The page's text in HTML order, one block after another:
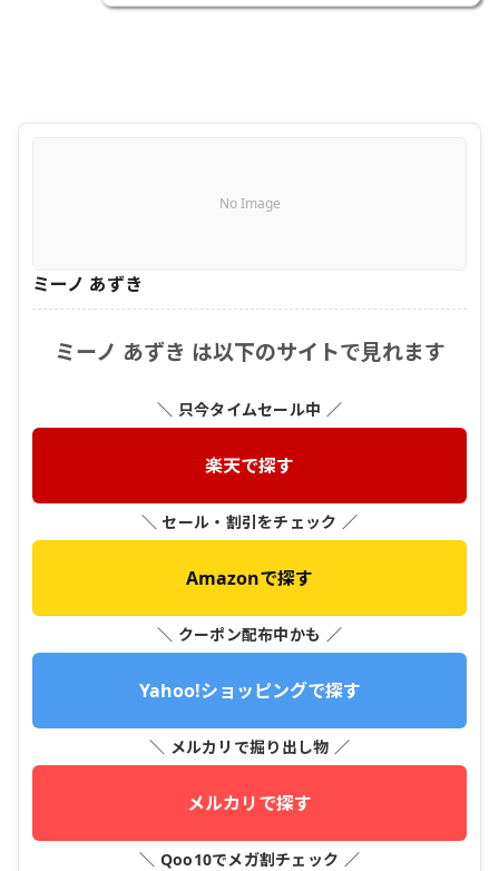
No Image
ミーノ あずき
ミーノ あずき は以下のサイトで見れます
＼ 只今タイムセール中 ／
楽天で探す
＼ セール・割引をチェック ／
Amazonで探す
＼ クーポン配布中かも ／
Yahoo!ショッピングで探す
＼ メルカリで掘り出し物 ／
メルカリで探す
＼ Qoo10でメガ割チェック ／